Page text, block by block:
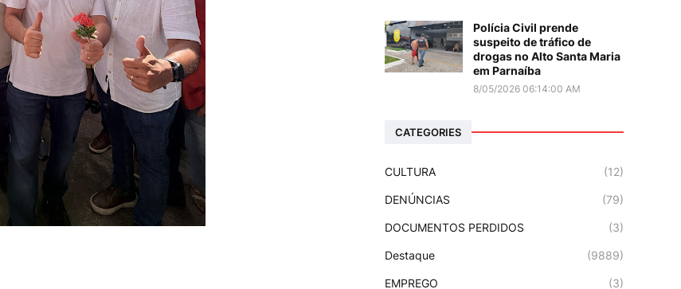
Polícia Civil prende
suspeito de tráfico de
drogas no Alto Santa Maria
em Parnaíba
8/05/2026 06:14:00 AM
CATEGORIES
CULTURA (12)
DENÚNCIAS (79)
DOCUMENTOS PERDIDOS (3)
Destaque (9889)
EMPREGO (3)